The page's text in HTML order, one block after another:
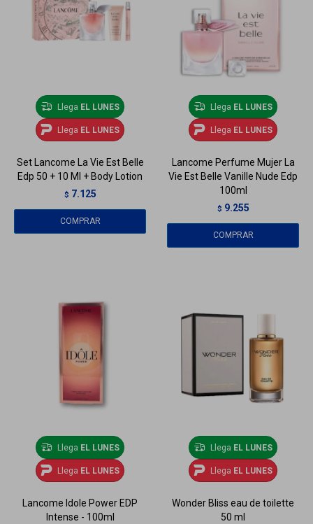
Llega EL LUNES
Llega EL LUNES
Set Lancome La Vie Est Belle
Edp 50 + 10 Ml + Body Lotion
$ 7.125
Llega EL LUNES
Llega EL LUNES
Lancome Perfume Mujer La
Vie Est Belle Vanille Nude Edp
100ml
$ 9.255
Llega EL LUNES
Llega EL LUNES
Lancome Idole Power EDP
Intense - 100ml
Llega EL LUNES
Llega EL LUNES
Wonder Bliss eau de toilette
50 ml